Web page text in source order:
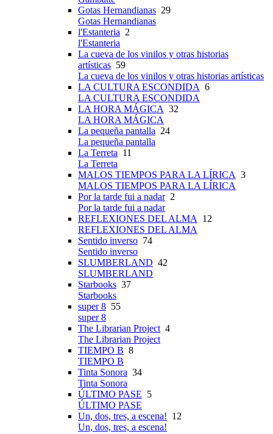
Gotas Hernandianas 29
Gotas Hernandianas
l'Estanteria 2
l'Estanteria
La cueva de los vinilos y otras historias
artísticas 59
La cueva de los vinilos y otras historias artísticas
LA CULTURA ESCONDIDA 6
LA CULTURA ESCONDIDA
LA HORA MÁGICA 32
LA HORA MÁGICA
La pequeña pantalla 24
La pequeña pantalla
La Terreta 11
La Terreta
MALOS TIEMPOS PARA LA LÍRICA 3
MALOS TIEMPOS PARA LA LÍRICA
Por la tarde fui a nadar2
Por la tarde fui a nadar
REFLEXIONES DEL ALMA
12
REFLEXIONES DEL ALMA
Sentido inverso 74
Sentido inverso
SLUMBERLAND 42
SLUMBERLAND
Starbooks 37
Starbooks
super 8 55
super 8
The Librarian Project 4
The Librarian Project
TIEMPO B 8
TIEMPO B
Tinta Sonora 34
Tinta Sonora
ÚLTIMO PASE 5
ÚLTIMO PASE
Un, dos, tres, a escena! 12
Un, dos, tres, a escena!